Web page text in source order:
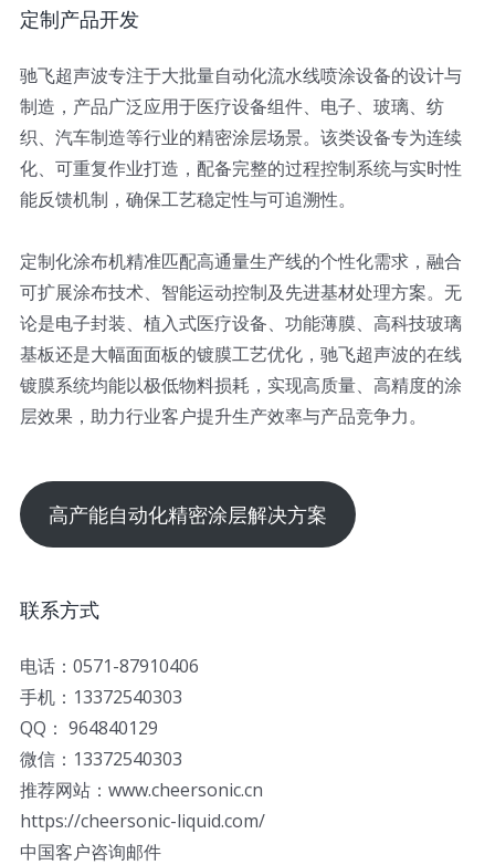
定制产品开发
驰飞超声波专注于大批量自动化流水线喷涂设备的设计与
制造，产品广泛应用于医疗设备组件、电子、玻璃、纺
织、汽车制造等行业的精密涂层场景。该类设备专为连续
化、可重复作业打造，配备完整的过程控制系统与实时性
能反馈机制，确保工艺稳定性与可追溯性。
定制化涂布机精准匹配高通量生产线的个性化需求，融合
可扩展涂布技术、智能运动控制及先进基材处理方案。无
论是电子封装、植入式医疗设备、功能薄膜、高科技玻璃
基板还是大幅面面板的镀膜工艺优化，驰飞超声波的在线
镀膜系统均能以极低物料损耗，实现高质量、高精度的涂
层效果，助力行业客户提升生产效率与产品竞争力。
高产能自动化精密涂层解决方案
联系方式
电话：0571-87910406
手机：13372540303
QQ： 964840129
微信：13372540303
推荐网站：www.cheersonic.cn
https://cheersonic-liquid.com/
中国客户咨询邮件